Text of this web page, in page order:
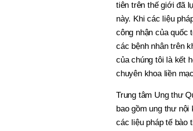
tiên trên thế giới đã
này. Khi các liệu
công nhận của quốc
các bệnh nhân trên
của chúng tôi là kết
chuyên khoa liền
Trung tâm Ung thư
bao gồm ung thư
các liệu pháp tế bào